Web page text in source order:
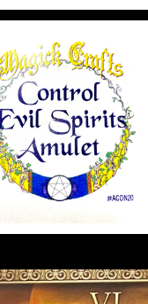
Relationship
Relationships
Self-Realization
ュアル Spiritual
Relationships
ット Amulet
Evil Spirits Amul
ントロールイヴィルスピ
ツアミュレット 白魔術ア
ミュレット
¥2,948